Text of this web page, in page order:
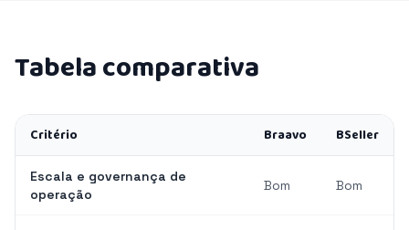
Tabela comparativa
Critério Braavo BSeller
Escala e governança de
operação
Bom Bom